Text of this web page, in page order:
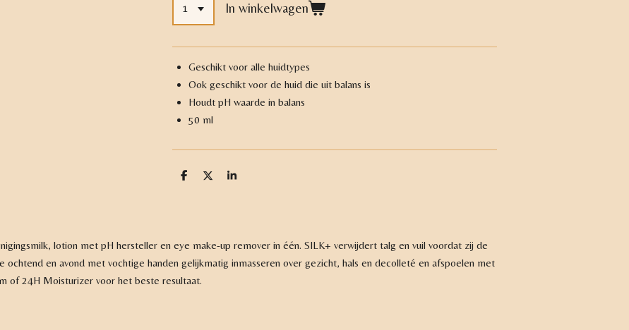
In winkelwagen
Geschikt voor alle huidtypes
Ook geschikt voor de huid die uit balans is
Houdt pH waarde in balans
50 ml
D
D
S
lotion met pH hersteller en eye make-up remover in één. SILK+ verwijdert talg en vuil voordat zij de
ochtend en avond met vochtige handen gelijkmatig inmasseren over gezicht, hals en decolleté en afspoelen met
of 24H Moisturizer voor het beste resultaat.